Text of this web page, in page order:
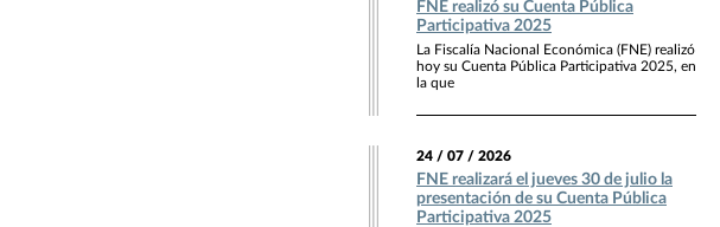
FNE realizó su Cuenta Pública
Participativa 2025
La Fiscalía Nacional Económica (FNE) realizó
hoy su Cuenta Pública Participativa 2025, en
la que
24 / 07 / 2026
FNE realizará el jueves 30 de julio la
presentación de su Cuenta Pública
Participativa 2025